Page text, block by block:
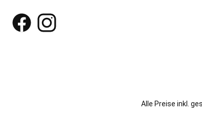
FacebookInstagram
Alle Preise inkl.